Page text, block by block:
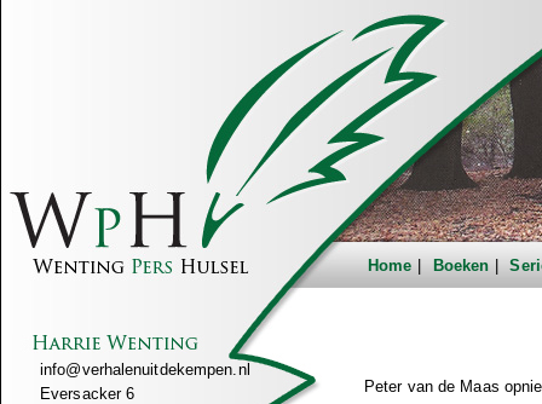
Home Boeken
info@verhalenuitdekempen.nl
Eversacker 6
Peter van de Maas